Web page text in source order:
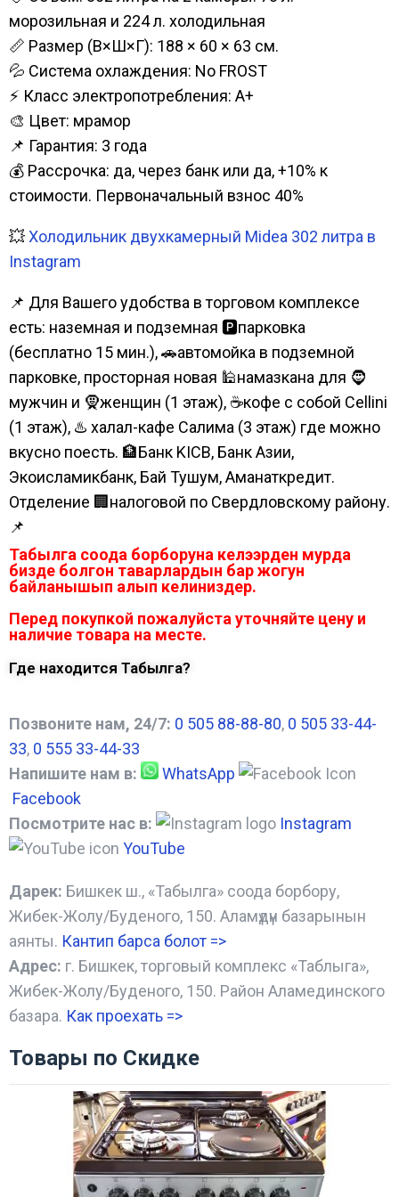
морозильная и 224 л. холодильная
📏 Размер (В×Ш×Г): 188 × 60 × 63 см.
💦 Система охлаждения: No FROST
⚡ Класс электропотребления: А+
🎨 Цвет: мрамор
📌 Гарантия: 3 года
💰 Рассрочка: да, через банк или да, +10% к
стоимости. Первоначальный взнос 40%
💥Холодильник двухкамерный Midea 302 литра в
Instagram
📌 Для Вашего удобства в торговом комплексе
есть: наземная и подземная 🅿парковка
(бесплатно 15 мин.), 🚗автомойка в подземной
парковке, просторная новая 🕌намазкана для 🧔
мужчин и 🧕женщин (1 этаж), ☕кофе с собой Cellini
(1 этаж), ♨️ халал-кафе Салима (3 этаж) где можно
вкусно поесть. 🏦Банк KICB, Банк Азии,
Экоисламикбанк, Бай Тушум, Аманаткредит.
Отделение 🏢налоговой по Свердловскому району.
📌
Табылга соода борборуна келээрден мурда
бизде болгон таварлардын бар жогун
байланышып алып келиниздер.
Перед покупкой пожалуйста уточняйте цену и
наличие товара на месте.
Где находится Табылга?
Позвоните нам, 24/7: 0 505 88-88-80, 0 505 33-44-
33, 0 555 33-44-33
Напишите нам в:
WhatsApp
Facebook
Посмотрите нас в:
Instagram
YouTube
Дарек: Бишкек ш., «Табылга» соода борбору,
Жибек-Жолу/Буденого, 150. Аламүдүн базарынын
аянты. Кантип барса болот =>
Адрес: г. Бишкек, торговый комплекс «Таблыга»,
Жибек-Жолу/Буденого, 150. Район Аламединского
базара. Как проехать =>
Товары по Скидке